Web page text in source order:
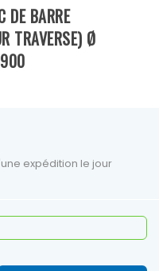
DE BARRE
TRAVERSE) Ø
expédition le jour